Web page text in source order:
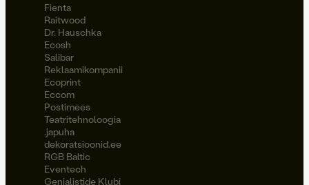
Fienta
Raitwood
Dr. Hauschka
Ecosh
Salibar
Reklaamikompanii
Ecoprint
Eccom
Postimees
Teatritehnoloogia
.japuha
dekoratsioonid.ee
RGB Baltic
Eventech
Genialistide Klubi